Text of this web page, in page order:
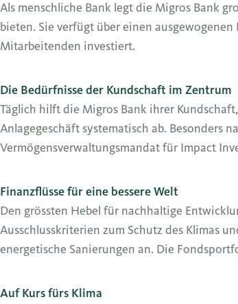
Als menschliche Bank legt die Migros Bank
bieten. Sie verfügt über einen
Mitarbeitenden investiert.
Die Bedürfnisse der Kundschaft im Zentrum
Täglich hilft die Migros Bank ihrer
Anlagegeschäft systematisch ab. Besonders
Vermögensverwaltungsmandat für Impact
Finanzflüsse für eine bessere Welt
Den grössten Hebel für nachhaltige
Ausschlusskriterien zum Schutz des Klimas
energetische Sanierungen an. Die
Auf Kurs fürs Klima